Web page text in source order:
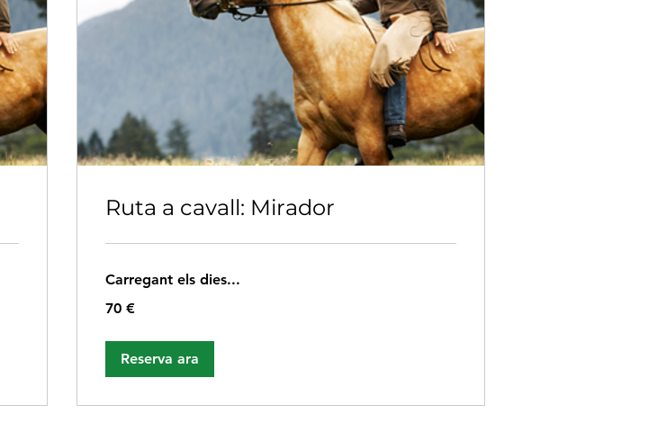
Ruta a cavall: Mirador
Carregant els dies...
euros
70 €
Reserva ara